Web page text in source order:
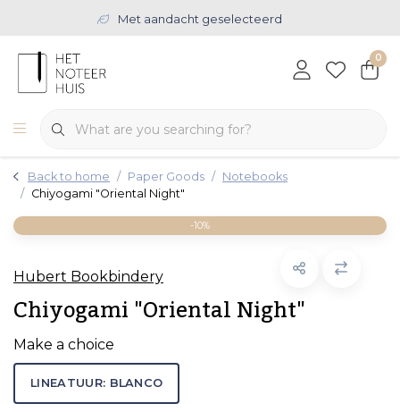
Met aandacht geselecteerd
0
Back to home Paper Goods
Notebooks
Chiyogami "Oriental Night"
-10%
Hubert Bookbindery
Chiyogami "Oriental Night"
Make a choice
LINEATUUR: BLANCO